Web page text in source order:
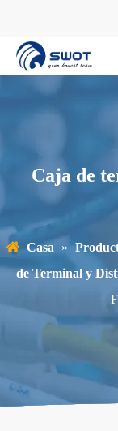
Caja de
Casa »
de Terminal y